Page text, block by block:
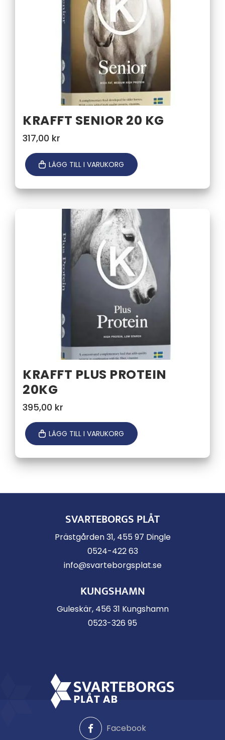
KRAFFT SENIOR 20 KG
317,00 kr
LÄGG TILL I VARUKORG
KRAFFT PLUS PROTEIN
20KG
395,00 kr
LÄGG TILL I VARUKORG
SVARTEBORGS PLÅT
Prästgården 31, 455 97 Dingle
0524-422 63
info@svarteborgsplat.se
KUNGSHAMN
Guleskär, 456 31 Kungshamn
0523-326 95
Facebook